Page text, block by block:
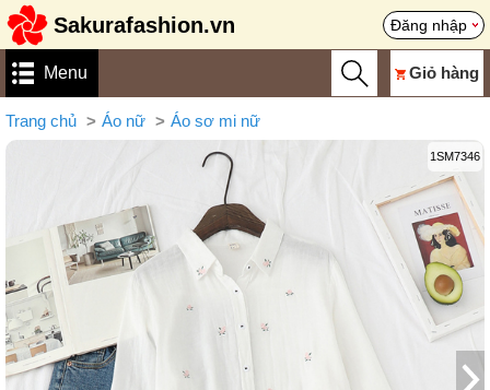
Sakurafashion.vn Đăng nhập
Menu Giỏ hàng
Trang chủ Áo nữ Áo sơ mi nữ
1SM7346